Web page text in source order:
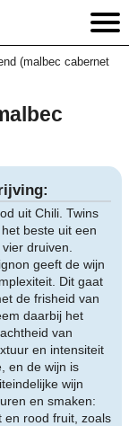
(malbec cabernet
uit Chili. Twins
beste uit een
druiven.
geeft de wijn
Dit gaat
de frisheid van
daarbij het
van
en intensiteit
en de wijn is
wijn
en smaken:
en rood fruit, zoals